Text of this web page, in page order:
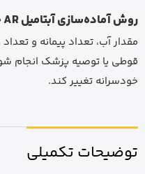
روش آماده‌سازی آبتامیل AR چگونه است؟
مقدار آب، تعداد پیمانه و
قوطی یا توصیه پزشک انجام
خودسرانه تغییر کند.
توضیحات تکمیلی